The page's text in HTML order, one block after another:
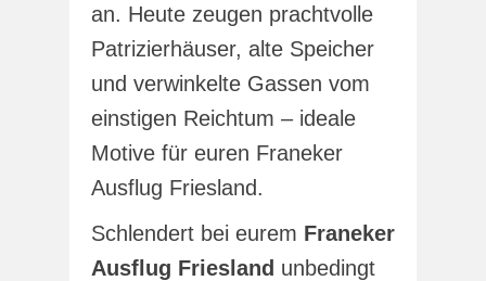
an. Heute zeugen prachtvolle
Patrizierhäuser, alte Speicher
und verwinkelte Gassen vom
einstigen Reichtum – ideale
Motive für euren Franeker
Ausflug Friesland.
Schlendert bei eurem Franeker
Ausflug Friesland unbedingt